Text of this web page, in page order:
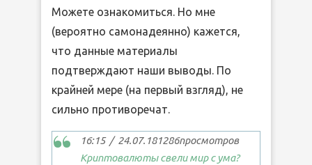
Можете ознакомиться. Но мне
(вероятно самонадеянно) кажется,
что данные материалы
подтверждают наши выводы. По
крайней мере (на первый взгляд), не
сильно противоречат.
16:15 / 24.07.181286просмотров
Криптовалюты свели мир с ума?